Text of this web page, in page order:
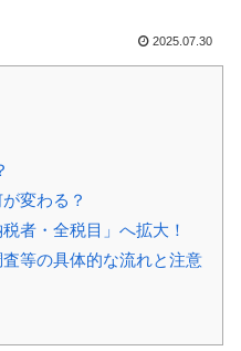
2025.07.30
変わる？
者・全税目」へ拡大！
等の具体的な流れと注意